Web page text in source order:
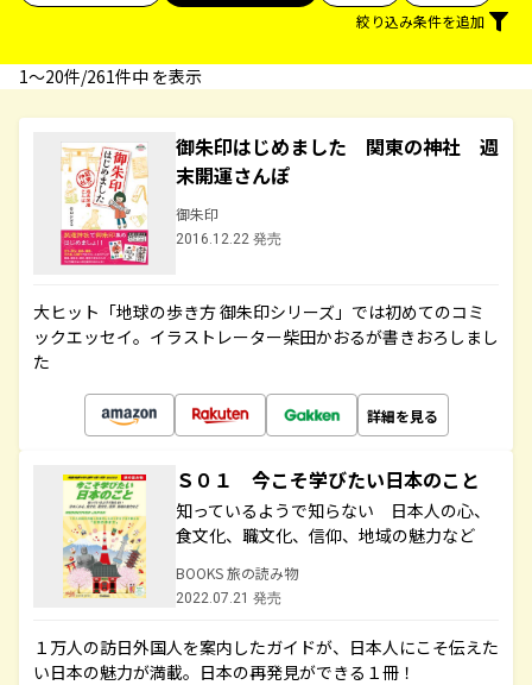
絞り込み条件を追加
1〜20件/261件中 を表示
御朱印はじめました 関東の神社 週
末開運さんぽ
御朱印
2016.12.22 発売
大ヒット「地球の歩き方 御朱印シリーズ」では初めてのコミ
ックエッセイ。イラストレーター柴田かおるが書きおろしまし
た
詳細を見る
Ｓ０１ 今こそ学びたい日本のこと
知っているようで知らない 日本人の心、
食文化、職文化、信仰、地域の魅力など
BOOKS 旅の読み物
2022.07.21 発売
１万人の訪日外国人を案内したガイドが、日本人にこそ伝えた
い日本の魅力が満載。日本の再発見ができる１冊！